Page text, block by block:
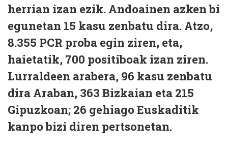
herrian izan ezik. Andoainen azken bi
egunetan 15 kasu zenbatu dira. Atzo,
8.355 PCR proba egin ziren, eta,
haietatik, 700 positiboak izan ziren.
Lurraldeen arabera, 96 kasu zenbatu
dira Araban, 363 Bizkaian eta 215
Gipuzkoan; 26 gehiago Euskaditik
kanpo bizi diren pertsonetan.